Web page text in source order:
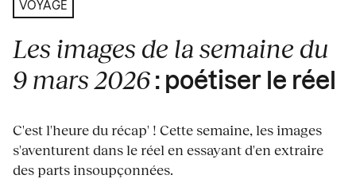
VOYAGE
Les images de la semaine du
9 mars 2026 : poétiser le réel
C'est l'heure du récap' ! Cette semaine, les images
s'aventurent dans le réel en essayant d'en extraire
des parts insoupçonnées.